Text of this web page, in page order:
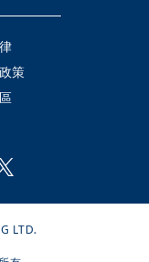
策
LTD.